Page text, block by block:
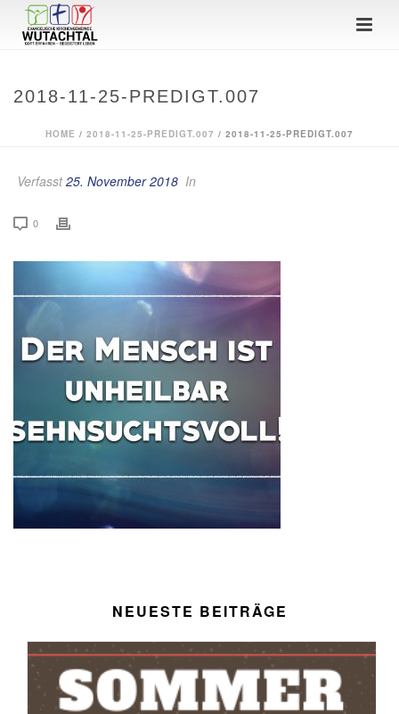
2018-11-25-PREDIGT.007
HOME / 2018-11-25-PREDIGT.007 / 2018-11-25-PREDIGT.007
Verfasst25. November 2018 In
0
NEUESTE BEITRÄGE